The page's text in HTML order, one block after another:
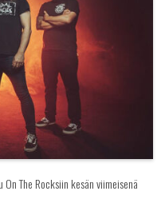
The Rocksiin kesän viimeisenä